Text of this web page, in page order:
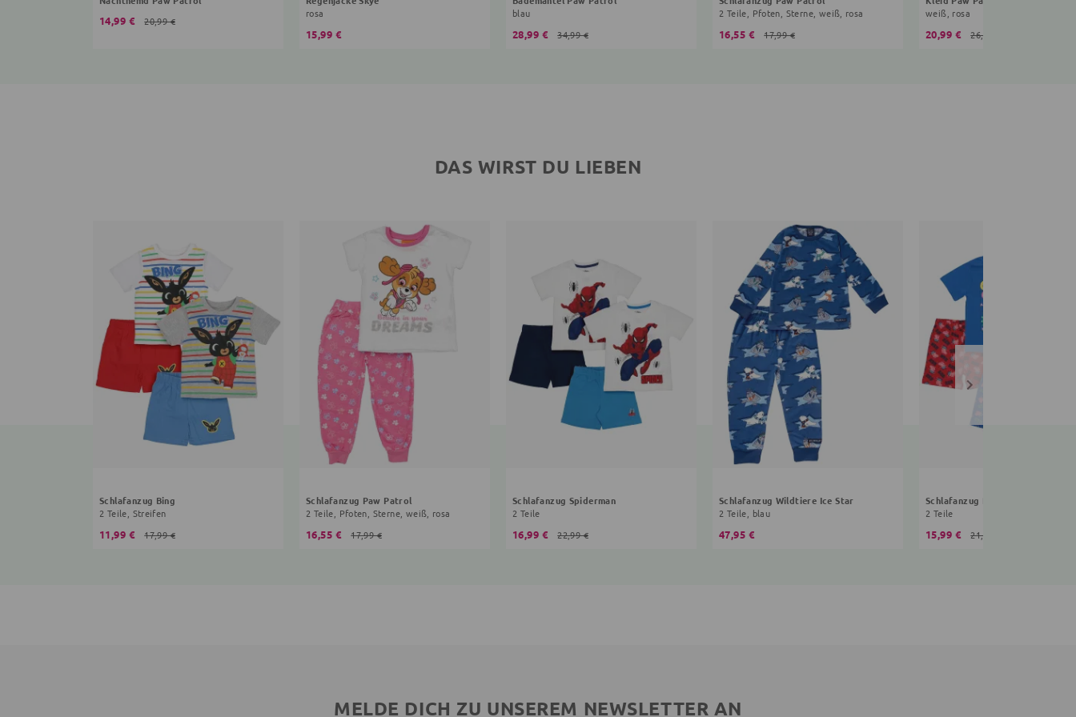
14,99 € 20,99 €
rosa
15,99 €
blau
28,99 € 34,99 €
2 Teile, Pfoten, Sterne, weiß, rosa
16,55 € 17,99 €
weiß, rosa
20,99 € 26,99 €
DAS WIRST DU LIEBEN
Schlafanzug Bing
2 Teile, Streifen
11,99 € 17,99 €
Schlafanzug Paw Patrol
2 Teile, Pfoten, Sterne, weiß, rosa
16,55 € 17,99 €
Schlafanzug Spiderman
2 Teile
16,99 € 22,99 €
Schlafanzug Wildtiere Ice Star
2 Teile, blau
47,95 €
Schlafanzug Peppa Wutz
2 Teile
15,99 € 21,99 €
MELDE DICH ZU UNSEREM NEWSLETTER AN